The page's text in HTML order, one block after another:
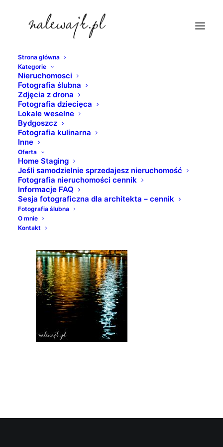
Strona główna
Kategorie
Nieruchomosci
Fotografia ślubna
Zdjęcia z drona
Fotografia dziecięca
Lokale weselne
Bydgoszcz
Fotografia kulinarna
Inne
Oferta
Home Staging
Jeśli samodzielnie sprzedajesz nieruchomość
Fotografia nieruchomości cennik
Informacje FAQ
Sesja fotograficzna dla architekta – cennik
Fotografia ślubna
O mnie
Kontakt
zdjecia-bydgoszcz
Strona Główna
Bydgoszcz | Architektura | Zdjęcia | Fotografie | Atrakcje
turystyczne grodu nad Brdą